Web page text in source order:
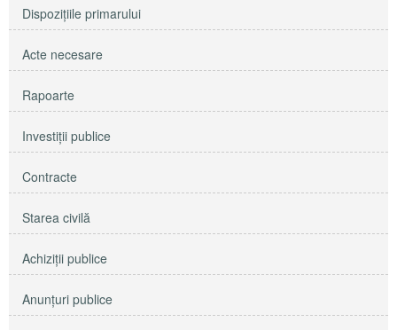
Dispoziţiile primarului
Acte necesare
Rapoarte
Investiţii publice
Contracte
Starea civilă
Achiziţii publice
Anunţuri publice